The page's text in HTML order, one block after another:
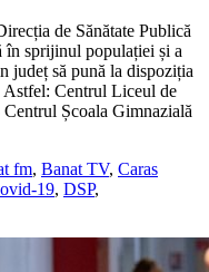
de Sănătate Publică
în sprijinul populației și a
județ să pună la dispoziția
Astfel: Centrul Liceul de
Școala Gimnazială
fm, Banat TV, Caras
19, DSP,